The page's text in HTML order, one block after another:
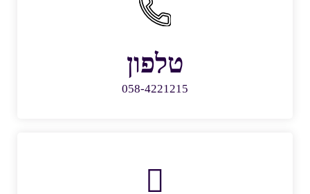
טלפון
058-4221215